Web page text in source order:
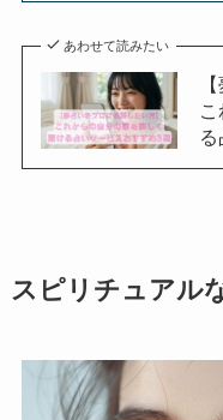
あわせて読みたい
スピリチュアル